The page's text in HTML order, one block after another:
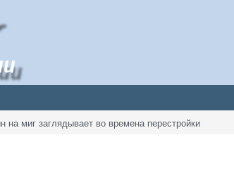
миг заглядывает во времена перестройки